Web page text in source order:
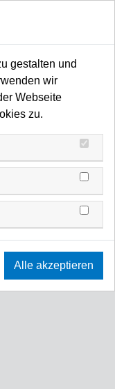
SharXs,
750h,
/ 6000K
gestalten und
wir
Webseite
zu.